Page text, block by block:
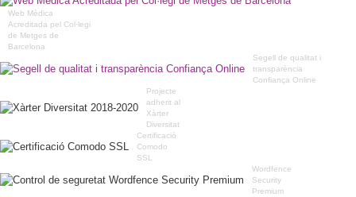
Web Mèdica
Acreditada pel Col·legi
de Metges de
Barcelona
Segell de qualitat i
transparència
Confiança Online
Projecte
adherit al
Xàrter
Diversitat
Certificació
Comodo
SSL
Wordfence
Security
Premium